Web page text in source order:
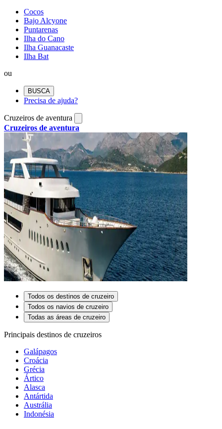
Cocos
Bajo Alcyone
Puntarenas
Ilha do Cano
Ilha Guanacaste
Ilha Bat
ou
BUSCA
Precisa de ajuda?
Cruzeiros de aventura
Cruzeiros de aventura
Todos os destinos de cruzeiro
Todos os navios de cruzeiro
Todas as áreas de cruzeiro
Principais destinos de cruzeiros
Galápagos
Croácia
Grécia
Ártico
Alasca
Antártida
Austrália
Indonésia